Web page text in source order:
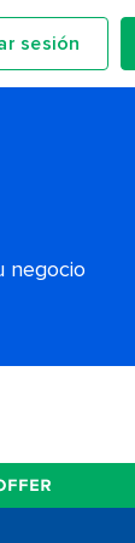
sesión
negocio